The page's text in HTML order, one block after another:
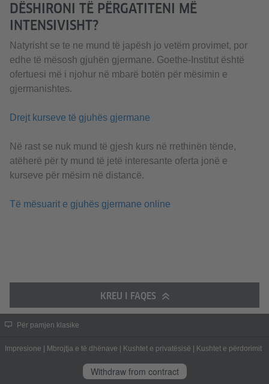
DËSHIRONI TË PËRGATITENI MË
INTENSIVISHT?
Natyrisht se te ne mund të japësh jo vetëm provimet, por
edhe të mësosh gjuhën gjermane. Goethe-Institut është
ofertuesi më i njohur në mbarë botën për mësimin e
gjermanishtes.
Drejt kurseve të gjuhës gjermane
Në rast se nuk mund të gjesh kurs në rrethinën tënde,
atëherë për ty mund të jetë interesante oferta jonë e
kurseve për mësim në distancë.
Të mësuarit e gjuhës gjermane online
KREU I FAQES
Për pamjen klasike
Impresione Mbrojtja e të dhënave Kushtet e privatësisë Kushtet e përdorimit
Withdraw from contract